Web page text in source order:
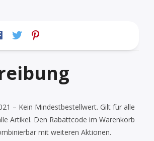
– Kein Mindestbestellwert. Gilt für alle
Artikel. Den Rabattcode im Warenkorb
mit weiteren Aktionen.